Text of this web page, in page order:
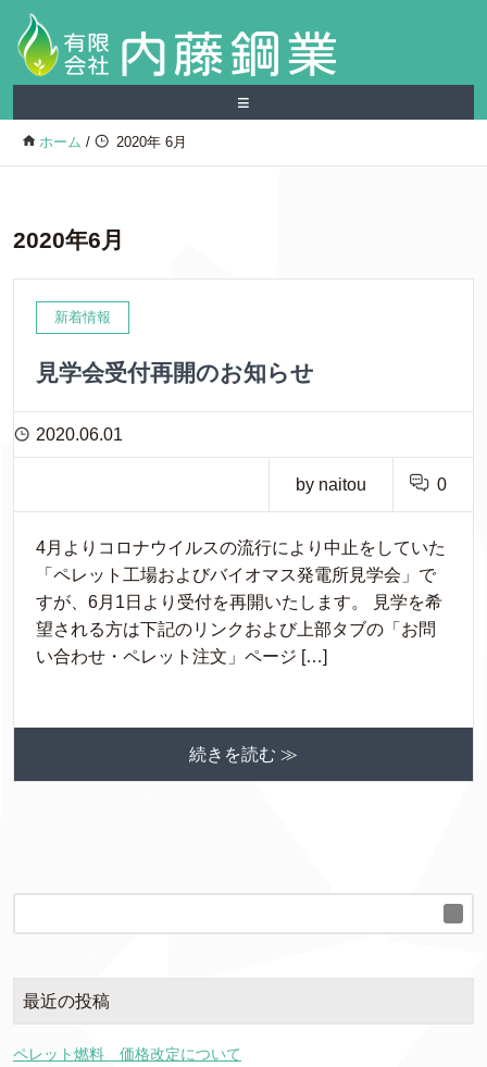
≡
ホーム / 2020年 6月
2020年6月
新着情報
見学会受付再開のお知らせ
2020.06.01
by naitou 0
4月よりコロナウイルスの流行により中止をしていた
「ペレット工場およびバイオマス発電所見学会」で
すが、6月1日より受付を再開いたします。 見学を希
望される方は下記のリンクおよび上部タブの「お問
い合わせ・ペレット注文」ページ […]
続きを読む ≫
最近の投稿
ペレット燃料 価格改定について